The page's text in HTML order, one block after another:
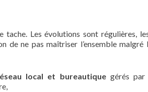
Les évolutions sont régulières,
de ne pas maîtriser l’ensemble malgré
local et bureautiquegérés par